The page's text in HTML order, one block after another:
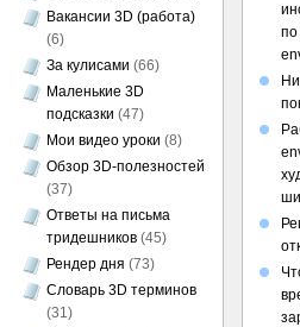
по
Вакансии 3D (работа)
(6)
За кулисами (66)
Маленькие 3D
подсказки (47)
Мои видео уроки (8)
Обзор 3D-полезностей
(37)
Ответы на письма
тридешников (45)
Рендер дня (73)
Словарь 3D терминов
(31)